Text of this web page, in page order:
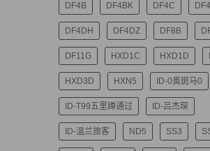
DF4B DF4BK DF4C
DF4DH DF4DZ DF8B
DF11G HXD1C HXD1D
HXD3D HXN5 ID-0奥斑马0
ID-T99五里蹲通过 ID-吕杰琛
ID-温兰旅客 ND5 SS3